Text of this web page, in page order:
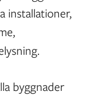
installationer,
byggnader